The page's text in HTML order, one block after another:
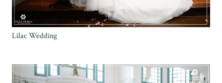
Lilac Wedding